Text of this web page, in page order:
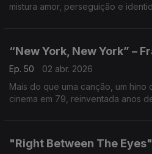
mistura amor, perseguição e
“New York, New York” –
Ep. 50
02 abr. 2026
Mais do que uma canção, um hino
cinema em 79, reinventada anos
"Right Between The